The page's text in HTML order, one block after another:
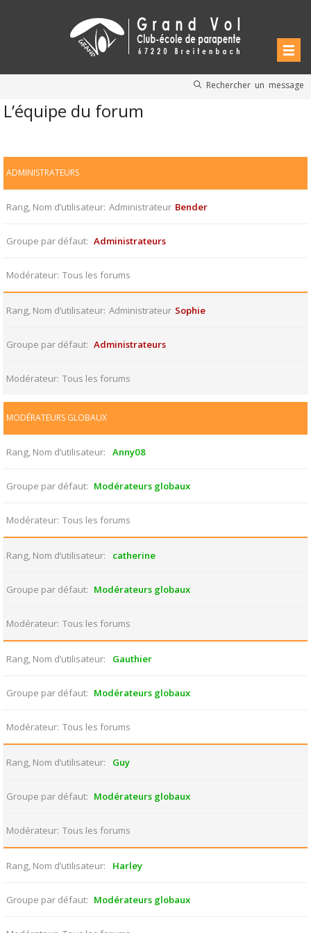
Rechercher un message
L’équipe du forum
ADMINISTRATEURS
Rang, Nom d’utilisateur Administrateur Bender
Groupe par défaut Administrateurs
Modérateur Tous les forums
Rang, Nom d’utilisateur Administrateur Sophie
Groupe par défaut Administrateurs
Modérateur Tous les forums
MODÉRATEURS GLOBAUX
Rang, Nom d’utilisateur Anny08
Groupe par défaut Modérateurs globaux
Modérateur Tous les forums
Rang, Nom d’utilisateur catherine
Groupe par défaut Modérateurs globaux
Modérateur Tous les forums
Rang, Nom d’utilisateur Gauthier
Groupe par défaut Modérateurs globaux
Modérateur Tous les forums
Rang, Nom d’utilisateur Guy
Groupe par défaut Modérateurs globaux
Modérateur Tous les forums
Rang, Nom d’utilisateur Harley
Groupe par défaut Modérateurs globaux